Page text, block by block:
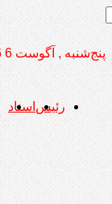
پنج‌شنبه , آگوست 6 2026
رئیس اسناد